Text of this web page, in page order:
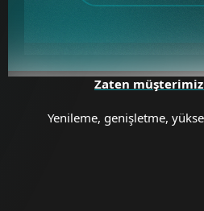
Zaten
Yenileme, genişletme,